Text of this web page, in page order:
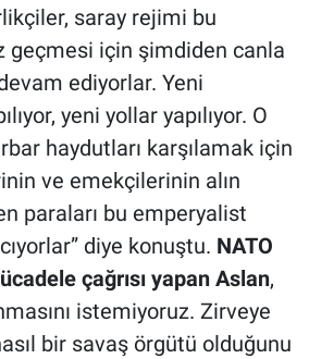
saray rejimi bu
geçmesi için şimdiden canla
ediyorlar. Yeni
yeni yollar yapılıyor. O
haydutları karşılamak için
ve emekçilerinin alın
paraları bu emperyalist
diye konuştu. NATO
çağrısı yapan Aslan,
istemiyoruz. Zirveye
bir savaş örgütü olduğunu